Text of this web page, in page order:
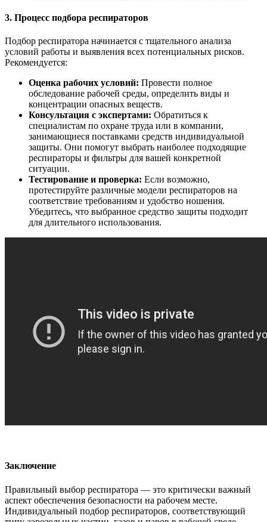
3. Процесс подбора респираторов
Подбор респиратора начинается с тщательного анализа
условий работы и выявления всех потенциальных рисков.
Рекомендуется:
Оценка рабочих условий: Провести полное
обследование рабочей среды, определить виды и
концентрации опасных веществ.
Консультация с экспертами: Обратиться к
специалистам по охране труда или в компании,
занимающиеся поставками средств индивидуальной
защиты. Они помогут выбрать наиболее подходящие
респираторы и фильтры для вашей конкретной
ситуации.
Тестирование и проверка: Если возможно,
протестируйте различные модели респираторов на
соответствие требованиям и удобство ношения.
Убедитесь, что выбранное средство защиты подходит
для длительного использования.
Заключение
Правильный выбор респиратора — это критически важный
аспект обеспечения безопасности на рабочем месте.
Индивидуальный подбор респираторов, соответствующий